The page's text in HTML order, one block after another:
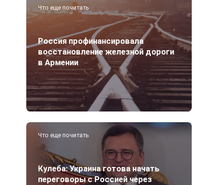
Что еще почитать
Россия профинансировала
восстановление железной дороги
в Армении
Что еще почитать
Кулеба: Украина готова начать
переговоры с Россией через